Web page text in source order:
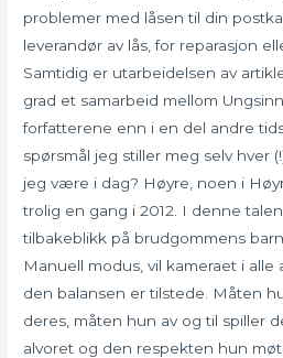
problemer med låsen til din
leverandør av lås, for reparasjon
Samtidig er utarbeidelsen av
grad et samarbeid mellom
forfatterene enn i en del andre
spørsmål jeg stiller meg selv hver
jeg være i dag? Høyre, noen i
trolig en gang i 2012. I denne
tilbakeblikk på brudgommens
Manuell modus, vil kameraet i
den balansen er tilstede. Måten
deres, måten hun av og til spiller
alvoret og den respekten hun